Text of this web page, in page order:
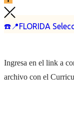
☎️📍FLORIDA
Ingresa en el link a
archivo con el